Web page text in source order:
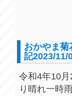
おかやま
記2023/11/
令和4年10
り晴れ一時